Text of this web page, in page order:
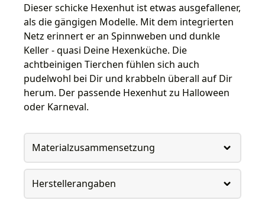
Dieser schicke Hexenhut ist etwas ausgefallener,
als die gängigen Modelle. Mit dem integrierten
Netz erinnert er an Spinnweben und dunkle
Keller - quasi Deine Hexenküche. Die
achtbeinigen Tierchen fühlen sich auch
pudelwohl bei Dir und krabbeln überall auf Dir
herum. Der passende Hexenhut zu Halloween
oder Karneval.
Materialzusammensetzung
Herstellerangaben